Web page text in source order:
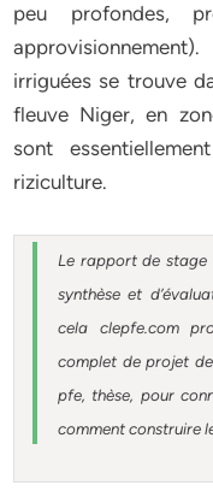
peu profondes,
irriguées se trouve
fleuve Niger, en
sont
riziculture.
Le rapport de stage
synthèse et
cela clepfe.com
complet de projet
pfe, thèse, pour
comment construire